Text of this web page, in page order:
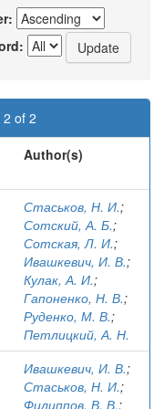
of 2
Author(s)
Стаськов, Н. И.;
Сотский, А. Б.;
Сотская, Л. И.;
Ивашкевич, И. В.;
Кулак, А. И.;
Гапоненко, Н. В.;
Руденко, М. В.;
Петлицкий, А. Н.
Ивашкевич, И. В.;
Стаськов, Н. И.;
Филиппов, В. В.;